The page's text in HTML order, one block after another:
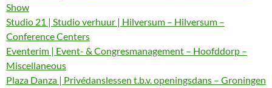
Show
Studio 21 | Studio verhuur | Hilversum – Hilversum –
Conference Centers
Eventerim | Event- & Congresmanagement – Hoofddorp –
Miscellaneous
Plaza Danza | Privédanslessen t.b.v. openingsdans – Groningen